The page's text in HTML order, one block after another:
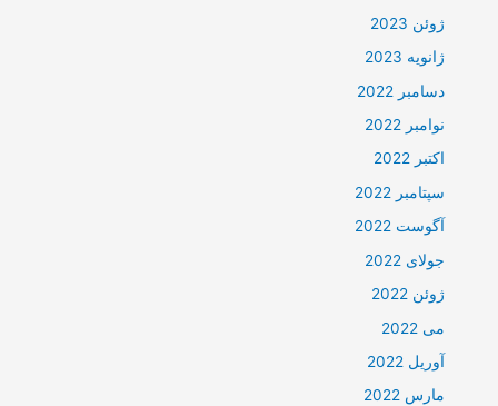
ژوئن 2023
ژانویه 2023
دسامبر 2022
نوامبر 2022
اکتبر 2022
سپتامبر 2022
آگوست 2022
جولای 2022
ژوئن 2022
می 2022
آوریل 2022
مارس 2022